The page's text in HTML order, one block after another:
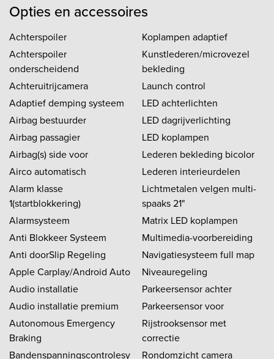
Opties en accessoires
Achterspoiler
Achterspoiler
onderscheidend
Achteruitrijcamera
Adaptief demping systeem
Airbag bestuurder
Airbag passagier
Airbag(s) side voor
Airco automatisch
Alarm klasse
1(startblokkering)
Alarmsysteem
Anti Blokkeer Systeem
Anti doorSlip Regeling
Apple Carplay/Android Auto
Audio installatie
Audio installatie premium
Autonomous Emergency
Braking
Bandenspanningscontrolesy
Koplampen adaptief
Kunstlederen/microvezel
bekleding
Launch control
LED achterlichten
LED dagrijverlichting
LED koplampen
Lederen bekleding bicolor
Lederen interieurdelen
Lichtmetalen velgen multi-
spaaks 21"
Matrix LED koplampen
Multimedia-voorbereiding
Navigatiesysteem full map
Niveauregeling
Parkeersensor achter
Parkeersensor voor
Rijstrooksensor met
correctie
Rondomzicht camera